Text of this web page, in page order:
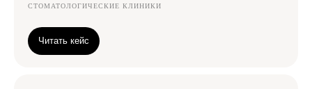
СТОМАТОЛОГИЧЕСКИЕ КЛИНИКИ
Читать кейс